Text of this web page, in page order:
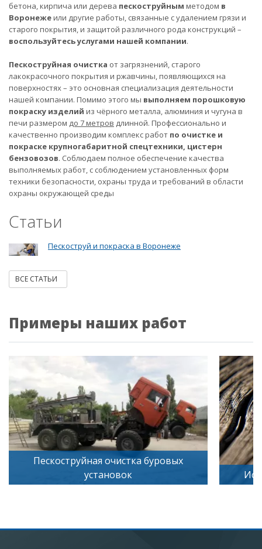
бетона, кирпича или дерева пескоструйным методом в
Воронежеили другие работы, связанные с удалением грязи и
старого покрытия, и защитой различного рода конструкций –
воспользуйтесь услугами нашей компании.
Пескоструйная очистка от загрязнений, старого
лакокрасочного покрытия и ржавчины, появляющихся на
поверхностях – это основная специализация деятельности
нашей компании. Помимо этого мы выполняем порошковую
покраску изделий из чёрного металла, алюминия и чугуна в
печи размером до 7 метров длинной. Профессионально и
качественно производим комплекс работ по очистке и
покраске крупногабаритной спецтехники, цистерн
бензовозов. Соблюдаем полное обеспечение качества
выполняемых работ, с соблюдением установленных форм
техники безопасности, охраны труда и требований в области
охраны окружающей среды
Статьи
Пескоструй и покраска в Воронеже
ВСЕ СТАТЬИ
Примеры наших работ
Пескоструйная очистка буровых
установок